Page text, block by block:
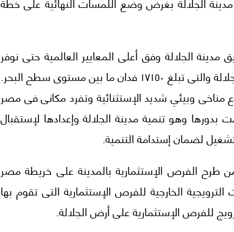
الجلالة وفق أعلى المعايير العالمية حتى نوفر
للمواطنين والسائحين تجربة إقامة فريدة على كامل مساحة مدينة الجلالة والتى تبلغ ١٧١٥٠ فدان ما بين مستوى سطح البحر.
تنوع مناخى وبيئي شديد الإستثنائية وتفرد مكانى فى مصر
بدورها وهو تنمية مدينة الجلالة وإعدادها لإستقبال
لضمان إستدامة التنمية.
طرح الفرص الإستثمارية بالمدينة على خريطة مصر
الخارجية للفرص الإستثمارية التى تقوم بها
للفرص الإستثمارية على أرض الجلالة.